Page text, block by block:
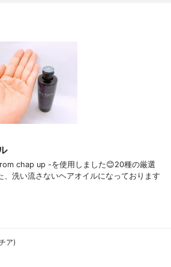
chap up -を使用しました😊20種の厳選
、洗い流さないヘアオイルになっております
ア)